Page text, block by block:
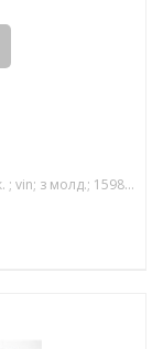
Примітка: зел.; кріп.датч.запотів. ; з кріпл.дзерк. ; vin; з молд.; 1598*942; 01/15-